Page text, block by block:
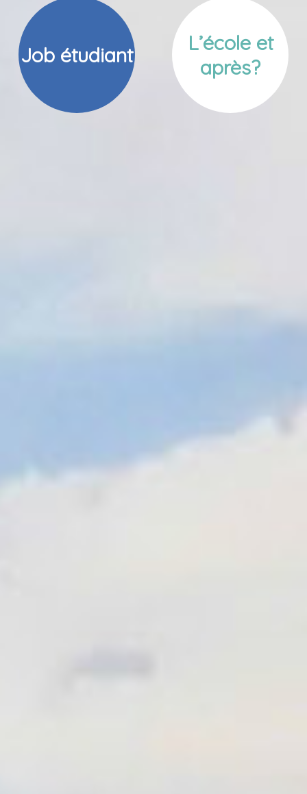
Job étudiant
L’école et
après?